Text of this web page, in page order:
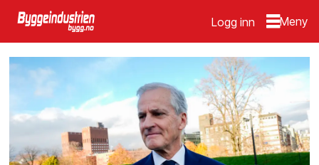
Logg inn